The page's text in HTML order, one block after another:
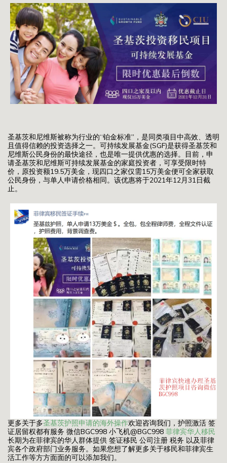
圣基茨和尼维斯被称为行业的“铂金标准”，是同类项目中高效、透明
且值得信赖的投资选择之一。可持续发展基金(SGF)是获得圣基茨和
尼维斯公民身份的最快途径，也是唯一提供优惠的选择。目前，申
请圣基茨和尼维斯可持续发展基金的家庭投资者，可享受限时特
价，原投资额19.5万美金，现四口之家仅需15万美金便可全家获取
公民身份，与单人申请价格相同。该优惠将于2021年12月31日截
止。
更多关于多圣基茨护照申请的海外操作欢迎咨询我们，护照激活 签
证居留权都有服务 微信BGC998 小飞机@BGC998 菲律宾华人移民
长期为在菲律宾的华人群体提供 签证移民 公司注册 税务 以及菲律
宾各个政府部门业务服务。如果您想了解更多关于移民和菲律宾生
活工作等方方面面的可以添加我们。